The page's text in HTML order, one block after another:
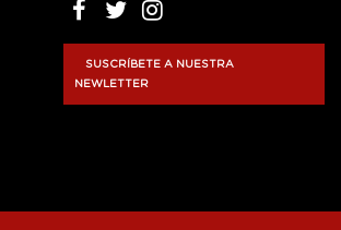
SUSCRÍBETE A NUESTRA
NEWLETTER